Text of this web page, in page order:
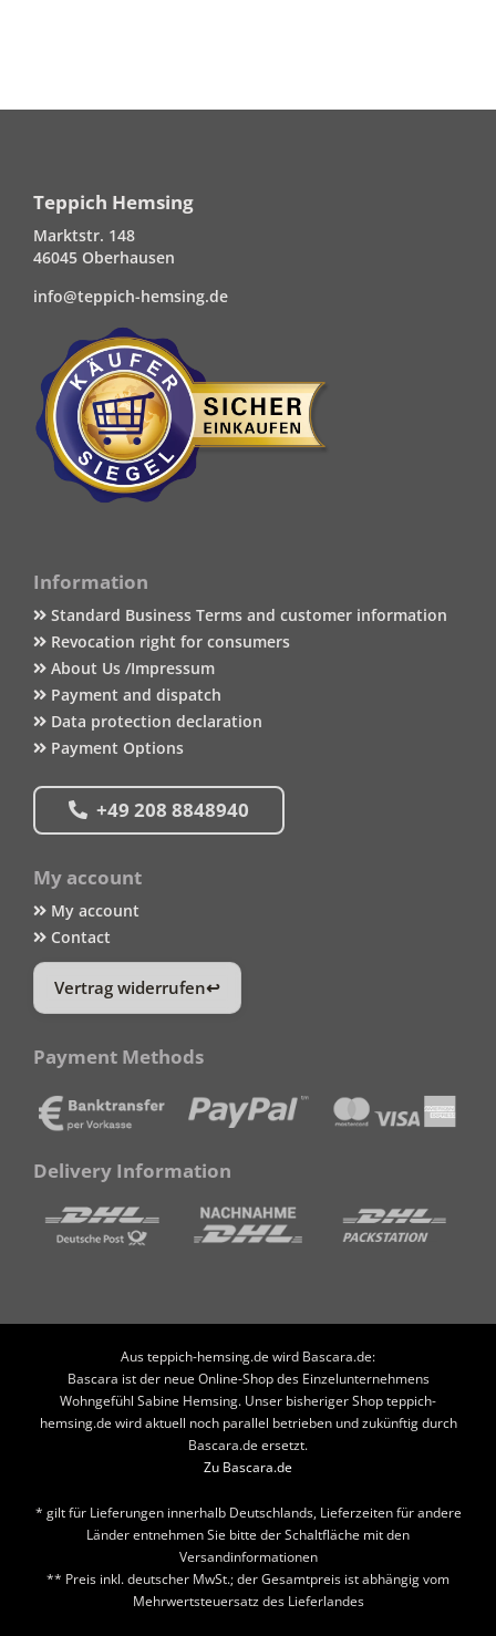
Teppich Hemsing
Marktstr. 148
46045 Oberhausen
info@teppich-hemsing.de
Information
Standard Business Terms and customer information
Revocation right for consumers
About Us /Impressum
Payment and dispatch
Data protection declaration
Payment Options
+49 208 8848940
My account
My account
Contact
Vertrag widerrufen
Payment Methods
Delivery Information
Aus teppich-hemsing.de wird Bascara.de:
Bascara ist der neue Online-Shop des Einzelunternehmens
Wohngefühl Sabine Hemsing. Unser bisheriger Shop teppich-
hemsing.de wird aktuell noch parallel betrieben und zukünftig durch
Bascara.de ersetzt.
Zu Bascara.de
* gilt für Lieferungen innerhalb Deutschlands, Lieferzeiten für andere
Länder entnehmen Sie bitte der Schaltfläche mit den
Versandinformationen
** Preis inkl. deutscher MwSt.; der Gesamtpreis ist abhängig vom
Mehrwertsteuersatz des Lieferlandes